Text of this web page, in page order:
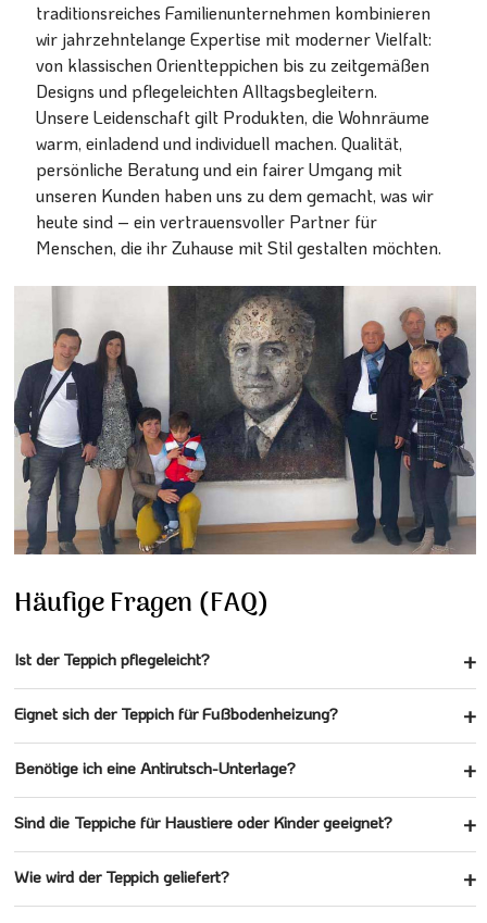
traditionsreiches Familienunternehmen kombinieren
wir jahrzehntelange Expertise mit moderner Vielfalt:
von klassischen Orientteppichen bis zu zeitgemäßen
Designs und pflegeleichten Alltagsbegleitern.
Unsere Leidenschaft gilt Produkten, die Wohnräume
warm, einladend und individuell machen. Qualität,
persönliche Beratung und ein fairer Umgang mit
unseren Kunden haben uns zu dem gemacht, was wir
heute sind – ein vertrauensvoller Partner für
Menschen, die ihr Zuhause mit Stil gestalten möchten.
Häufige Fragen (FAQ)
Ist der Teppich pflegeleicht?
Eignet sich der Teppich für Fußbodenheizung?
Benötige ich eine Antirutsch-Unterlage?
Sind die Teppiche für Haustiere oder Kinder geeignet?
Wie wird der Teppich geliefert?